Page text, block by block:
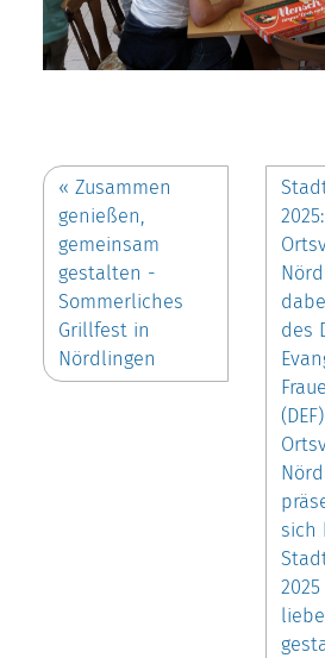
« Zusammen
genießen,
gemeinsam
gestalten -
Sommerliches
Grillfest in
Nördlingen
des
sich